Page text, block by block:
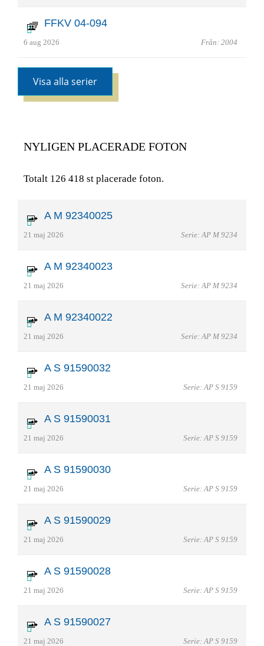
FFKV 04-094
6 aug 2026 Från: 2004
Visa alla serier
NYLIGEN PLACERADE FOTON
Totalt 126 418 st placerade foton.
A M 92340025
21 maj 2026 Serie: AP M 9234
A M 92340023
21 maj 2026 Serie: AP M 9234
A M 92340022
21 maj 2026 Serie: AP M 9234
A S 91590032
21 maj 2026 Serie: AP S 9159
A S 91590031
21 maj 2026 Serie: AP S 9159
A S 91590030
21 maj 2026 Serie: AP S 9159
A S 91590029
21 maj 2026 Serie: AP S 9159
A S 91590028
21 maj 2026 Serie: AP S 9159
A S 91590027
21 maj 2026 Serie: AP S 9159